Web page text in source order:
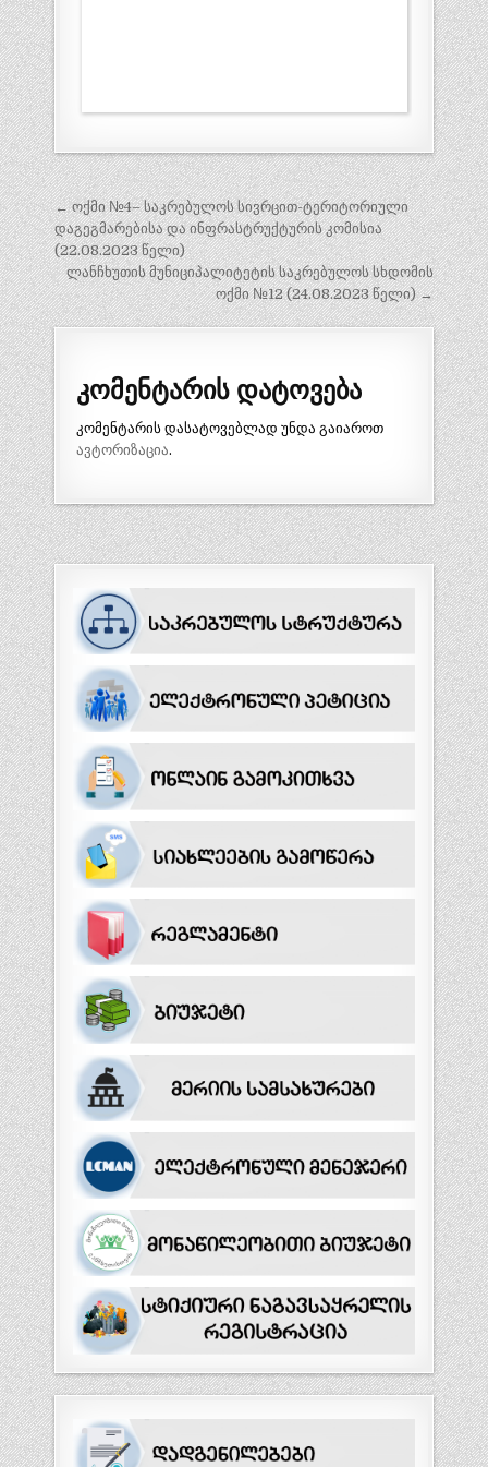
პოსტის
ნავიგაცია
← ოქმი №4– საკრებულოს სივრცით-ტერიტორიული
დაგეგმარებისა და ინფრასტრუქტურის კომისია
(22.08.2023 წელი)
ლანჩხუთის მუნიციპალიტეტის საკრებულოს სხდომის
ოქმი №12 (24.08.2023 წელი) →
კომენტარის დატოვება
კომენტარის დასატოვებლად უნდა გაიაროთ
ავტორიზაცია.